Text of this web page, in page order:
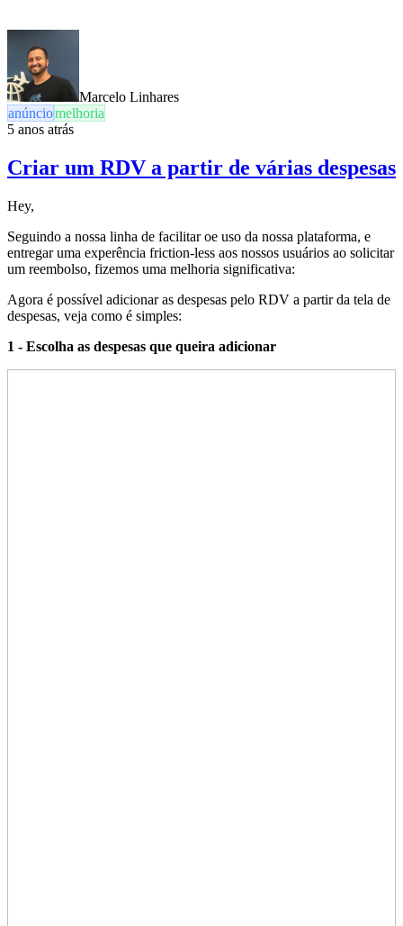
Marcelo Linhares
anúnciomelhoria
5 anos atrás
Criar um RDV a partir de várias despesas
Hey,
Seguindo a nossa linha de facilitar oe uso da nossa plataforma, e
entregar uma experência friction-less aos nossos usuários ao solicitar
um reembolso, fizemos uma melhoria significativa:
Agora é possível adicionar as despesas pelo RDV a partir da tela de
despesas, veja como é simples:
1 - Escolha as despesas que queira adicionar